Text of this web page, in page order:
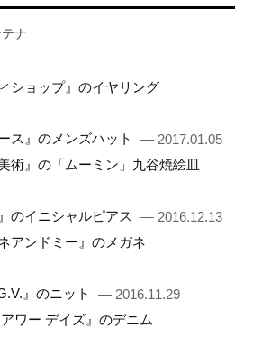
ナ
ショップ』のイヤリング
ス』のメンズハット
— 2017.01.05
術』の「ムーミン」九谷焼絵皿
のイニシャルピアス
— 2016.12.13
アンドミー』のメガネ
』のニット
— 2016.11.29
ワー デイズ』のデニム